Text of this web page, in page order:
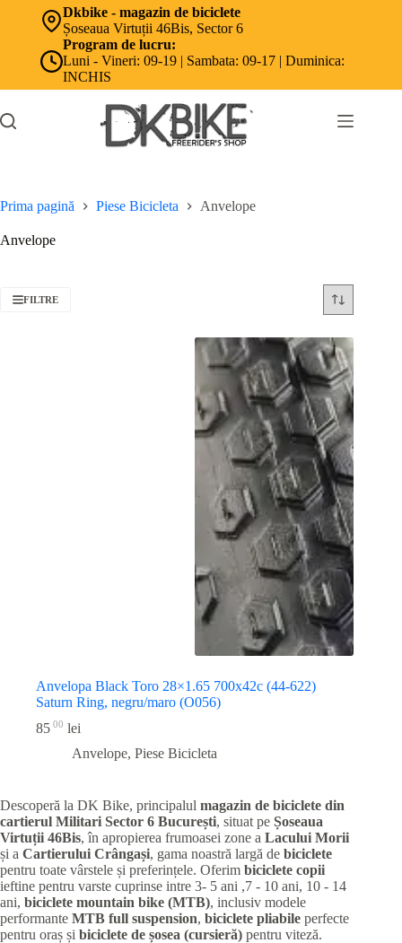
Dkbike - magazin de biciclete
Șoseaua Virtuții 46Bis, Sector 6
Program de lucru:
Luni - Vineri: 09-19 | Sambata: 09-17 | Duminica:
INCHIS
Prima pagină Piese Bicicleta Anvelope
Anvelope
FILTRE
Anvelopa Black Toro 28×1.65 700x42c (44-622)
Saturn Ring, negru/maro (O056)
85 00 lei
Anvelope, Piese Bicicleta
Descoperă la DK Bike, principalul magazin de biciclete din
cartierul Militari Sector 6 București, situat pe Șoseaua
Virtuții 46Bis, în apropierea frumoasei zone a Lacului Morii
și a Cartierului Crângași, gama noastră largă de biciclete
pentru toate vârstele și preferințele. Oferim biciclete copii
ieftine pentru varste cuprinse intre 3- 5 ani ,7 - 10 ani, 10 - 14
ani, biciclete mountain bike (MTB), inclusiv modele
performante MTB full suspension, biciclete pliabile perfecte
pentru oraș și biciclete de șosea (cursieră) pentru viteză.